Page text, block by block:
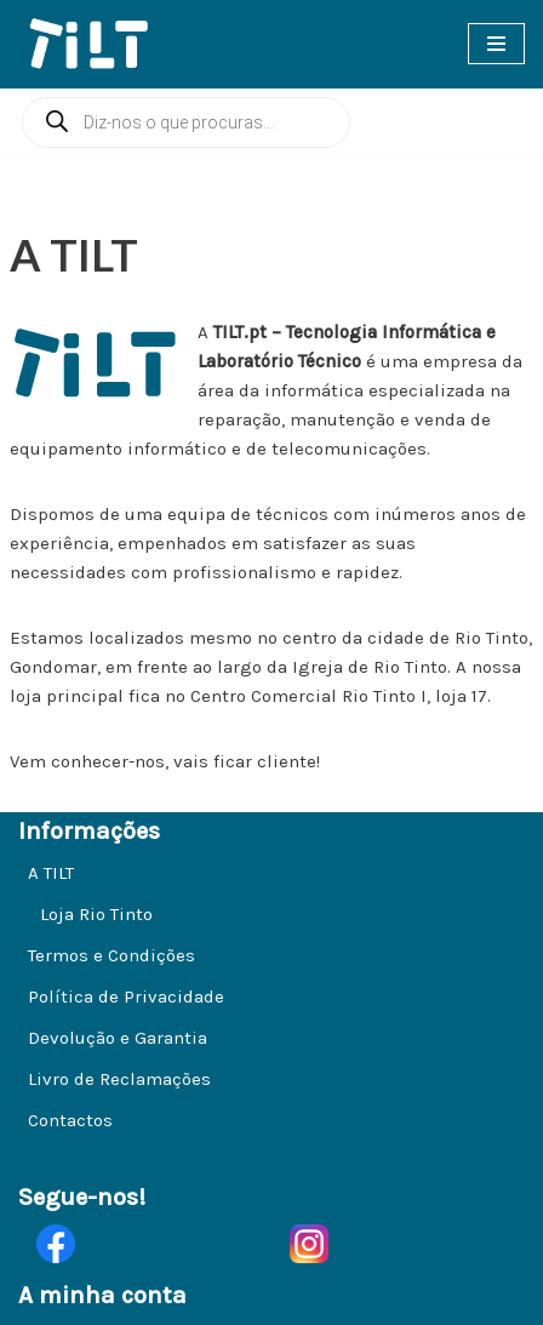
Avançar
para
A TILT
ATILT.pt – Tecnologia Informática e
Laboratório Técnico é uma empresa da
área da informática especializada na
reparação, manutenção e venda de
equipamento informático e de telecomunicações.
Dispomos de uma equipa de técnicos com inúmeros anos de
experiência, empenhados em satisfazer as suas
necessidades com profissionalismo e rapidez.
Estamos localizados mesmo no centro da cidade de Rio Tinto,
Gondomar, em frente ao largo da Igreja de Rio Tinto. A nossa
loja principal fica no Centro Comercial Rio Tinto I, loja 17.
Vem conhecer-nos, vais ficar cliente!
Informações
A TILT
Loja Rio Tinto
Termos e Condições
Política de Privacidade
Devolução e Garantia
Livro de Reclamações
Contactos
Segue-nos!
A minha conta